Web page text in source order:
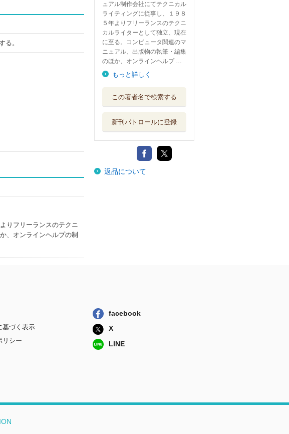
る。
りフリーランスのテクニ
、オンラインヘルプの制
ュアル制作会社にてテクニカル
ライティングに従事し、１９８
５年よりフリーランスのテクニ
カルライターとして独立、現在
に至る。コンピュータ関連のマ
ニュアル、出版物の執筆・編集
のほか、オンラインヘルプ …
もっと詳しく
この著者名で検索する
新刊パトロールに登録
返品について
基づく表示
リシー
facebook
X
LINE